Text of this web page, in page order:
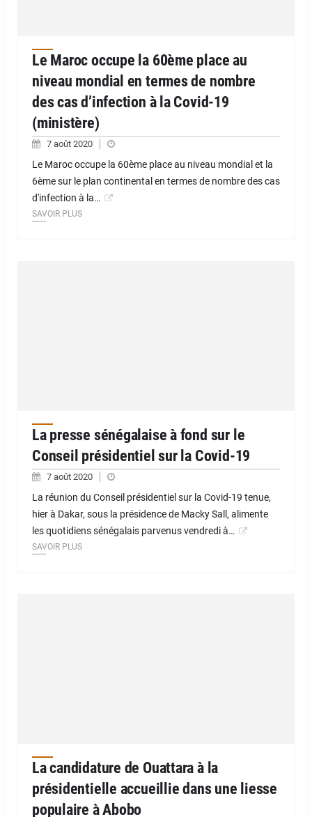
Le Maroc occupe la 60ème place au
niveau mondial en termes de nombre
des cas d’infection à la Covid-19
(ministère)
7 août 2020
Le Maroc occupe la 60ème place au niveau mondial et la
6ème sur le plan continental en termes de nombre des cas
d'infection à la…
SAVOIR PLUS
La presse sénégalaise à fond sur le
Conseil présidentiel sur la Covid-19
7 août 2020
La réunion du Conseil présidentiel sur la Covid-19 tenue,
hier à Dakar, sous la présidence de Macky Sall, alimente
les quotidiens sénégalais parvenus vendredi à…
SAVOIR PLUS
La candidature de Ouattara à la
présidentielle accueillie dans une liesse
populaire à Abobo